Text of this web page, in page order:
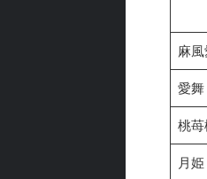
麻風
愛舞
桃苺
月姫